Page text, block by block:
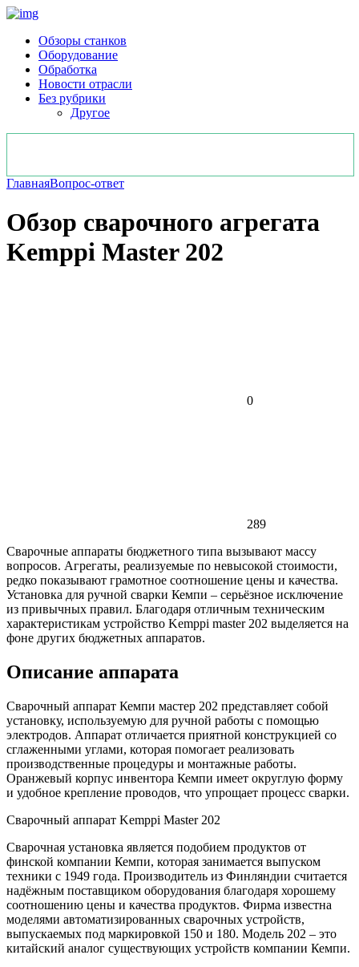
Обзоры станков
Оборудование
Обработка
Новости отрасли
Без рубрики
Другое
ГлавнаяВопрос-ответ
Обзор сварочного агрегата
Kemppi Master 202
0
289
Сварочные аппараты бюджетного типа вызывают массу
вопросов. Агрегаты, реализуемые по невысокой стоимости,
редко показывают грамотное соотношение цены и качества.
Установка для ручной сварки Кемпи – серьёзное исключение
из привычных правил. Благодаря отличным техническим
характеристикам устройство Kemppi master 202 выделяется на
фоне других бюджетных аппаратов.
Описание аппарата
Сварочный аппарат Кемпи мастер 202 представляет собой
установку, используемую для ручной работы с помощью
электродов. Аппарат отличается приятной конструкцией со
сглаженными углами, которая помогает реализовать
производственные процедуры и монтажные работы.
Оранжевый корпус инвентора Кемпи имеет округлую форму
и удобное крепление проводов, что упрощает процесс сварки.
Сварочный аппарат Kemppi Master 202
Сварочная установка является подобием продуктов от
финской компании Кемпи, которая занимается выпуском
техники с 1949 года. Производитель из Финляндии считается
надёжным поставщиком оборудования благодаря хорошему
соотношению цены и качества продуктов. Фирма известна
моделями автоматизированных сварочных устройств,
выпускаемых под маркировкой 150 и 180. Модель 202 – это
китайский аналог существующих устройств компании Кемпи.